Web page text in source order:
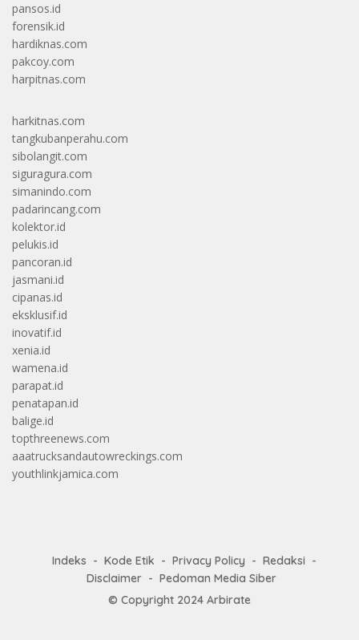
pansos.id
forensik.id
hardiknas.com
pakcoy.com
harpitnas.com
harkitnas.com
tangkubanperahu.com
sibolangit.com
siguragura.com
simanindo.com
padarincang.com
kolektor.id
pelukis.id
pancoran.id
jasmani.id
cipanas.id
eksklusif.id
inovatif.id
xenia.id
wamena.id
parapat.id
penatapan.id
balige.id
topthreenews.com
aaatrucksandautowreckings.com
youthlinkjamica.com
Indeks Kode Etik Privacy Policy
Redaksi
Disclaimer
Pedoman Media Siber
© Copyright 2024 Arbirate